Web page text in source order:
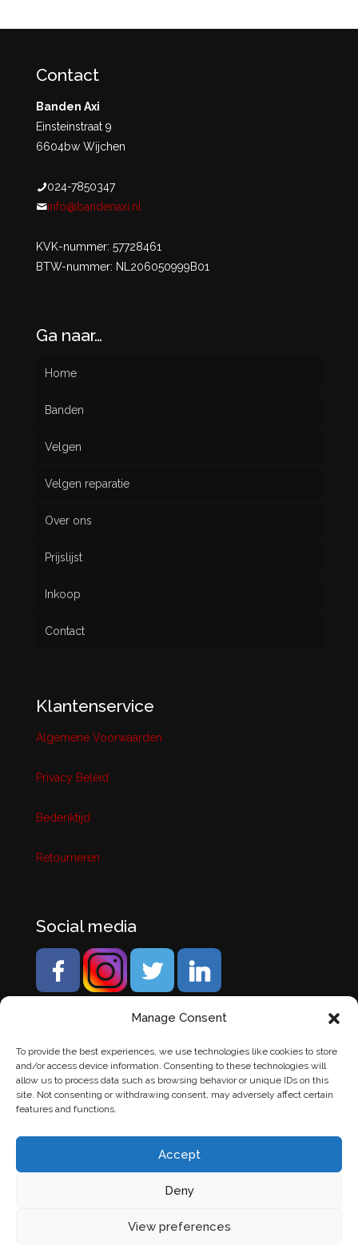
Manage Consent
To provide the best experiences, we use technologies like cookies to store
and/or access device information. Consenting to these technologies will
allow us to process data such as browsing behavior or unique IDs on this
site. Not consenting or withdrawing consent, may adversely affect certain
features and functions.
Accept
Deny
View preferences
Contact
Banden Axi
Einsteinstraat 9
6604bw Wijchen
024-7850347
info@bandenaxi.nl
KVK-nummer: 57728461
BTW-nummer: NL206050999B01
Ga naar…
Home
Banden
Nieuw
Gebruikt
Velgen
Velgen reparatie
Over ons
Prijslijst
Inkoop
Contact
Klantenservice
Algemene Voorwaarden
Privacy Beleid
Bedenktijd
Retourneren
Social media
laten makendoor Chuck's